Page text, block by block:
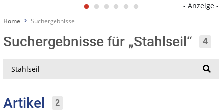
- Anzeige -
Home Suchergebnisse
Suchergebnisse für „Stahlseil“ 4
Artikel 2